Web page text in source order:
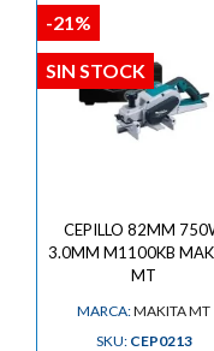
CEPILLO 82MM
3.0MM M1100KB
MT
MARCA:MAKITA MT
SKU: CEP0213
-21%
SIN STOCK